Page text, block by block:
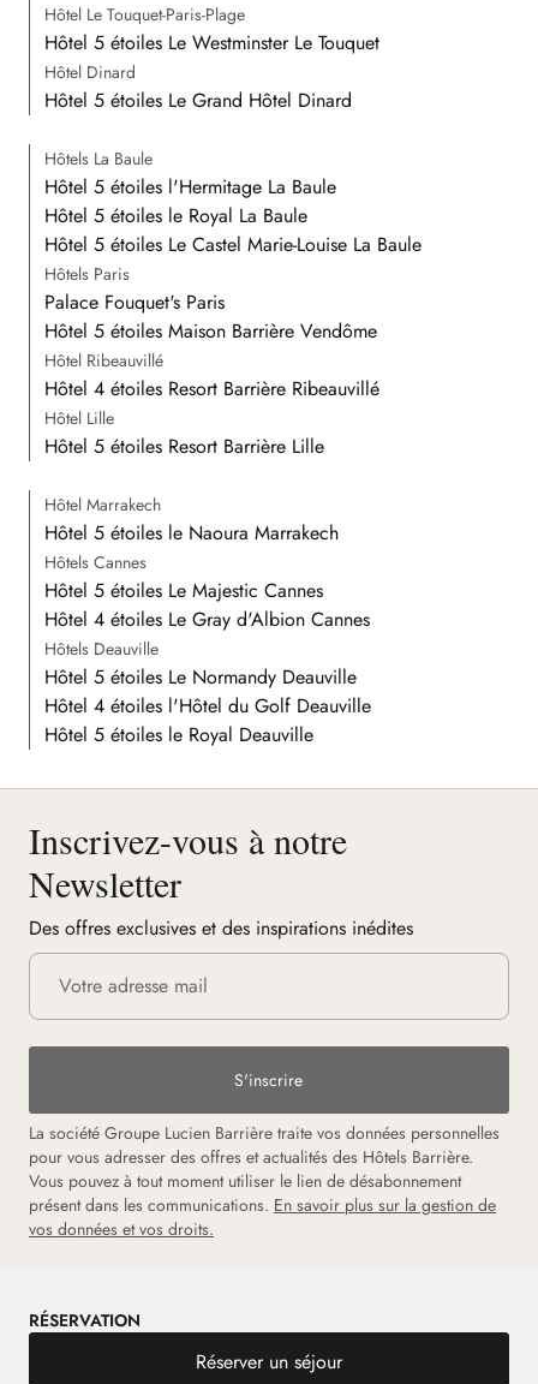
Hôtel Le Touquet-Paris-Plage
Hôtel 5 étoiles Le Westminster Le Touquet
Hôtel Dinard
Hôtel 5 étoiles Le Grand Hôtel Dinard
Hôtels La Baule
Hôtel 5 étoiles l'Hermitage La Baule
Hôtel 5 étoiles le Royal La Baule
Hôtel 5 étoiles Le Castel Marie-Louise La Baule
Hôtels Paris
Palace Fouquet's Paris
Hôtel 5 étoiles Maison Barrière Vendôme
Hôtel Ribeauvillé
Hôtel 4 étoiles Resort Barrière Ribeauvillé
Hôtel Lille
Hôtel 5 étoiles Resort Barrière Lille
Hôtel Marrakech
Hôtel 5 étoiles le Naoura Marrakech
Hôtels Cannes
Hôtel 5 étoiles Le Majestic Cannes
Hôtel 4 étoiles Le Gray d'Albion Cannes
Hôtels Deauville
Hôtel 5 étoiles Le Normandy Deauville
Hôtel 4 étoiles l'Hôtel du Golf Deauville
Hôtel 5 étoiles le Royal Deauville
Inscrivez-vous à notre
Newsletter
Des offres exclusives et des inspirations inédites
S'inscrire
La société Groupe Lucien Barrière traite vos données personnelles
pour vous adresser des offres et actualités des Hôtels Barrière.
Vous pouvez à tout moment utiliser le lien de désabonnement
présent dans les communications. En savoir plus sur la gestion de
vos données et vos droits.
RÉSERVATION
Réserver un séjour